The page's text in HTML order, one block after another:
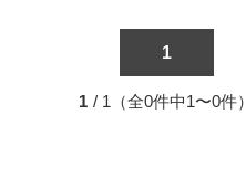
1
1 / 1（全0件中1〜0件）